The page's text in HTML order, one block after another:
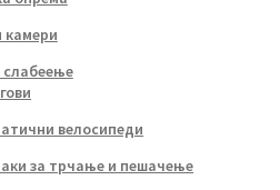
камери
велосипеди
за трчање и пешачење